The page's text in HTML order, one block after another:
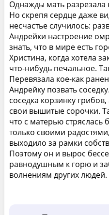
Однажды мать
Но скрепя сердце даже
несчастье случилось:
Андрейки настроение
знать, что в мире есть
Христина, когда хотела
что-нибудь печальное.
Перевязала кое-как
Андрейку позвать
соседка корзинку
свои вышитые сорочки.
что с матерью стряслась
только своими
выходило за рамки
Поэтому он и вырос
равнодушным к горю и
волнениям других людей.